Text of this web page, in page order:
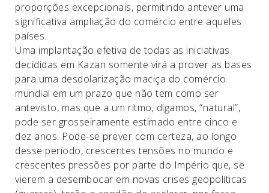
proporções excepcionais, permitindo antever uma
significativa ampliação do comércio entre aqueles
países.
Uma implantação efetiva de todas as iniciativas
decididas em Kazan somente virá a prover as bases
para uma desdolarização maciça do comércio
mundial em um prazo que não tem como ser
antevisto, mas que a um ritmo, digamos, “natural”,
pode ser grosseiramente estimado entre cinco e
dez anos. Pode-se prever com certeza, ao longo
desse período, crescentes tensões no mundo e
crescentes pressões por parte do Império que, se
vierem a desembocar em novas crises geopolíticas